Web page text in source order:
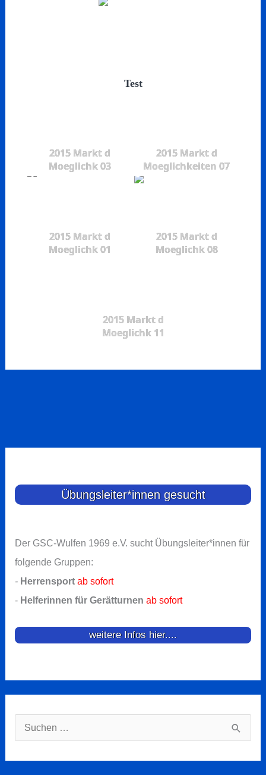
Test
2015 Markt d
Moeglichk 03
2015 Markt d
Moeglichkeiten 07
2015 Markt d
Moeglichk 01
2015 Markt d
Moeglichk 08
2015 Markt d
Moeglichk 11
Übungsleiter*innen gesucht
Der GSC-Wulfen 1969 e.V. sucht Übungsleiter*innen für
folgende Gruppen:
- Herrensportab sofort
- Helferinnen für Gerätturnen ab sofort
weitere Infos hier....
Suchen
nach: